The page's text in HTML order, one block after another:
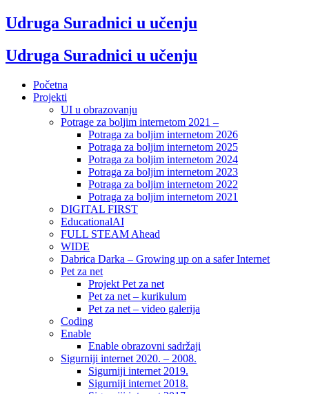
Udruga Suradnici u učenju
Udruga Suradnici u učenju
Početna
Projekti
UI u obrazovanju
Potrage za boljim internetom 2021 –
Potraga za boljim internetom 2026
Potraga za boljim internetom 2025
Potraga za boljim internetom 2024
Potraga za boljim internetom 2023
Potraga za boljim internetom 2022
Potraga za boljim internetom 2021
DIGITAL FIRST
EducationalAI
FULL STEAM Ahead
WIDE
Dabrica Darka – Growing up on a safer Internet
Pet za net
Projekt Pet za net
Pet za net – kurikulum
Pet za net – video galerija
Coding
Enable
Enable obrazovni sadržaji
Sigurniji internet 2020. – 2008.
Sigurniji internet 2019.
Sigurniji internet 2018.